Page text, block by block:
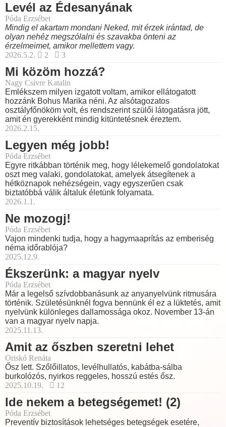
Levél az Édesanyának
Póda Erzsébet
Mindig el akartam mondani Neked, mit érzek irántad, de
olyan nehéz megszólalni és szavakba önteni az
érzelmeimet, amikor mellettem vagy.
2026.5.2.
2 3
Mi közöm hozzá?
Nagy Csivre Katalin
Emlékszem milyen izgatott voltam, amikor ellátogatott
hozzánk Bohus Marika néni. Az alsótagozatos
osztályfőnököm volt, és rendszerint szülői látogatásra jött,
amit én gyerekként mindig kitüntetésnek éreztem.
2026.2.15.
Legyen még jobb!
Póda Erzsébet
Egyre ritkábban történik meg, hogy lélekemelő gondolatokat
oszt meg valaki, gondolatokat, amelyek átsegítenek a
hétköznapok nehézségein, vagy egyszerűen csak
biztatóbbá válik általuk életünk folyamata.
2026.1.1.
Ne mozogj!
Póda Erzsébet
Vajon mindenki tudja, hogy a hagymaaprítás az emberiség
néma időrablója?
2025.12.9.
Ékszerünk: a magyar nyelv
Póda Erzsébet
Már a legelső szívdobbanásunk az anyanyelvünk ritmusára
történik. Születésünknél fogva bennünk él ez a lüktetés, amit
nyelvünk különleges dallamossága okoz. November 13-án
van a magyar nyelv napja.
2025.11.13.
Amit az őszben szeretni lehet
Oriskó Renáta
Ősz lett. Szőlőillatos, levélhullatós, kabátba-sálba
burkolózós, nyirkos reggeles, hosszú estés ősz.
2025.10.19.
12
Ide nekem a betegségemet! (2)
Póda Erzsébet
Preventív biztosítások lehetséges betegségek esetére,